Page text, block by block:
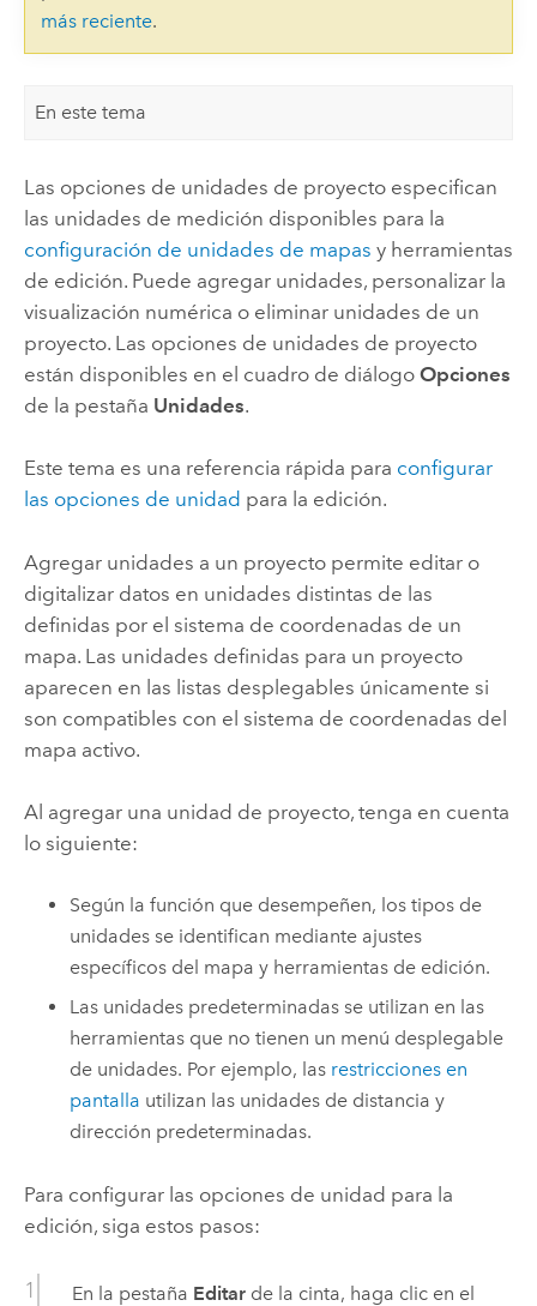
más reciente.
En este tema
Las opciones de unidades de proyecto especifican
las unidades de medición disponibles para la
configuración de unidades de mapas y herramientas
de edición. Puede agregar unidades, personalizar la
visualización numérica o eliminar unidades de un
proyecto. Las opciones de unidades de proyecto
están disponibles en el cuadro de diálogo Opciones
de la pestaña Unidades.
Este tema es una referencia rápida para configurar
las opciones de unidad para la edición.
Agregar unidades a un proyecto permite editar o
digitalizar datos en unidades distintas de las
definidas por el sistema de coordenadas de un
mapa. Las unidades definidas para un proyecto
aparecen en las listas desplegables únicamente si
son compatibles con el sistema de coordenadas del
mapa activo.
Al agregar una unidad de proyecto, tenga en cuenta
lo siguiente:
Según la función que desempeñen, los tipos de
unidades se identifican mediante ajustes
específicos del mapa y herramientas de edición.
Las unidades predeterminadas se utilizan en las
herramientas que no tienen un menú desplegable
de unidades. Por ejemplo, las restricciones en
pantalla utilizan las unidades de distancia y
dirección predeterminadas.
Para configurar las opciones de unidad para la
edición, siga estos pasos:
En la pestaña Editarde la cinta, haga clic en el